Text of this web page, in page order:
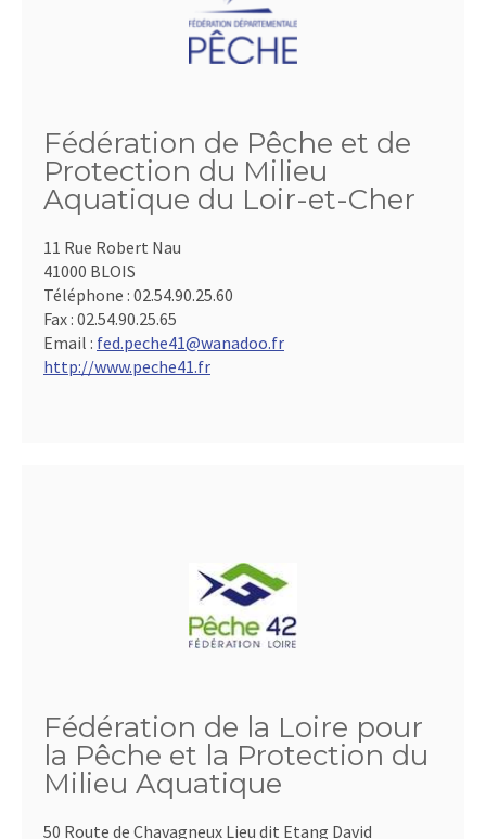
Fédération de Pêche et de
Protection du Milieu
Aquatique du Loir-et-Cher
11 Rue Robert Nau
41000 BLOIS
Téléphone : 02.54.90.25.60
Fax : 02.54.90.25.65
Email : fed.peche41@wanadoo.fr
http://www.peche41.fr
Fédération de la Loire pour
la Pêche et la Protection du
Milieu Aquatique
50 Route de Chavagneux Lieu dit Etang David